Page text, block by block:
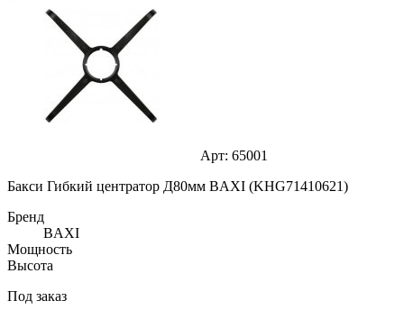
Арт: 65001
Бакси Гибкий центратор Д80мм BAXI (KHG71410621)
Бренд
BAXI
Мощность
Высота
Под заказ